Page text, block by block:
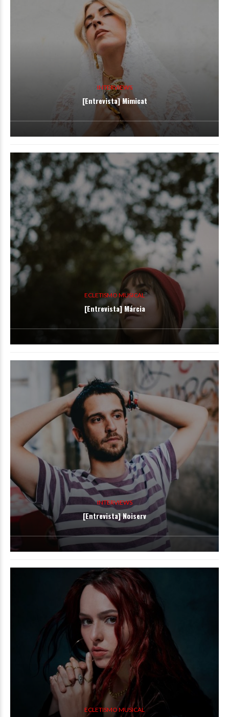
INTERVIEWS
[Entrevista] Mimicat
ECLETISMO MUSICAL
[Entrevista] Márcia
INTERVIEWS
[Entrevista] Noiserv
ECLETISMO MUSICAL